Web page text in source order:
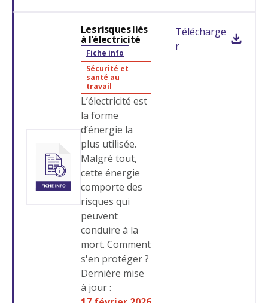
Les risques liés
à l'électricité
Fiche info
Sécurité et
santé au
travail
L’électricité est
la forme
d’énergie la
plus utilisée.
Malgré tout,
cette énergie
comporte des
risques qui
peuvent
conduire à la
mort. Comment
s'en protéger ?
Dernière mise
à jour :
Télécharge
r